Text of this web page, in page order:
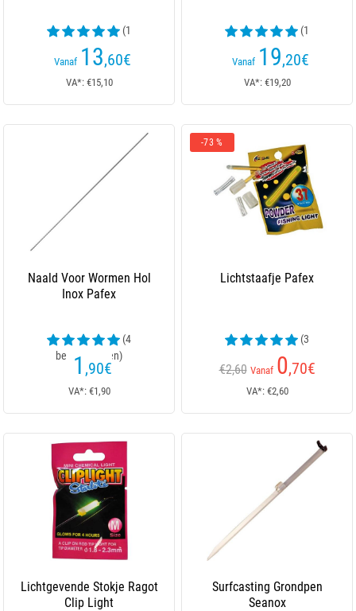
(1
beoordelingen)
Vanaf 13,60€
VA*: €15,10
(1
beoordelingen)
Vanaf 19,20€
VA*: €19,20
Naald Voor Wormen Hol
Inox Pafex
(4
beoordelingen)
1 ,90€
VA*: €1,90
-73 %
Lichtstaafje Pafex
(3
beoordelingen)
€2,60 Vanaf 0,70€
VA*: €2,60
Lichtgevende Stokje Ragot
Clip Light
Surfcasting Grondpen
Seanox